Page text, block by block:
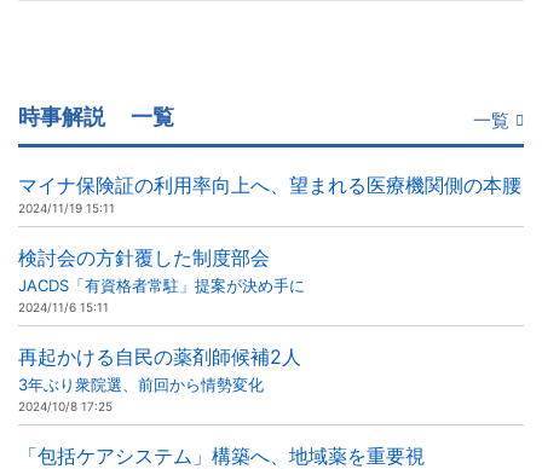
時事解説 一覧 一覧
マイナ保険証の利用率向上へ、望まれる医療機関側の本腰
2024/11/19 15:11
検討会の方針覆した制度部会
JACDS「有資格者常駐」提案が決め手に
2024/11/6 15:11
再起かける自民の薬剤師候補2人
3年ぶり衆院選、前回から情勢変化
2024/10/8 17:25
「包括ケアシステム」構築へ、地域薬を重要視